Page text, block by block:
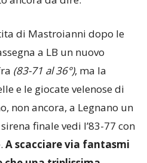
di Mastroianni dopo le
a LB un nuovo
e le giocate velenose di
non ancora, a Legnano un
finale vedi l’83-77 con
A scacciare via fantasmi